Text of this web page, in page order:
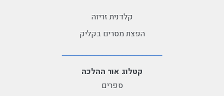
קלדנית זריזה
הפצת מסרים בקליק
קטלוג אור ההלכה
ספרים